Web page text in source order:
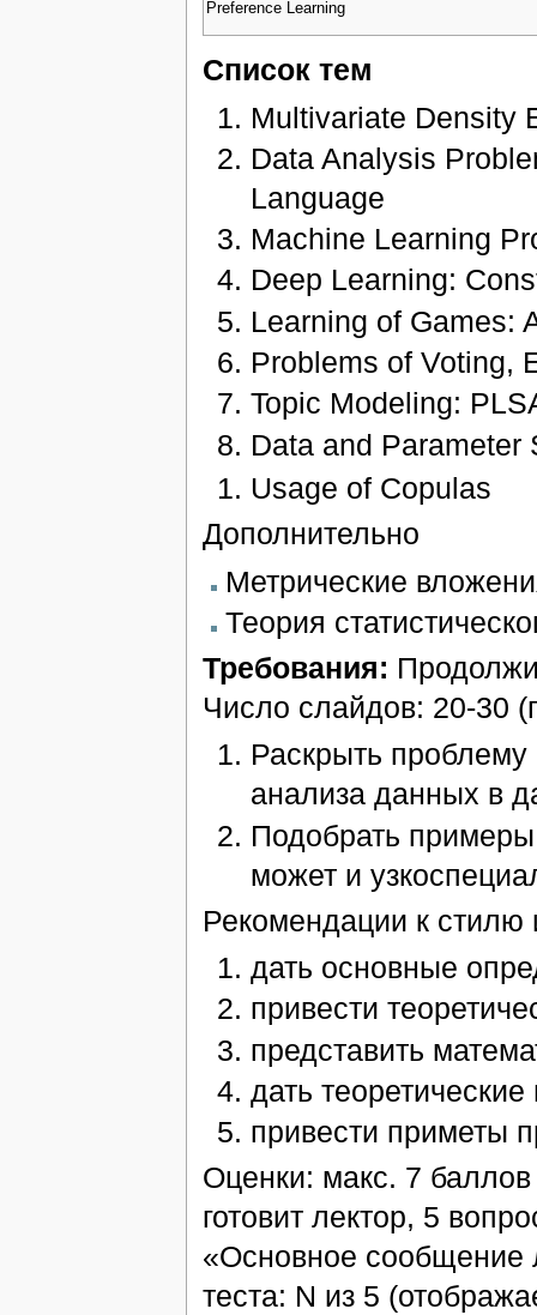
Preference Learning
Список тем
Multivariate Density
Data Analysis
Language
Machine Learning
Deep Learning:
Learning of Games:
Problems of Voting,
Topic Modeling:
Data and Parameter
Usage of Copulas
Дополнительно
Метрические
Теория
Требования:
Число слайдов: 20-30
Раскрыть
анализа данных в
Подобрать
может и
Рекомендации к стилю
дать основные
привести
представить
дать
привести приметы
Оценки: макс. 7
готовит лектор, 5
«Основное сообщение
теста: N из 5